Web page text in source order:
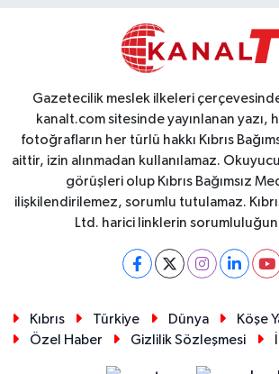
Gazetecilik meslek ilkeleri
kanalt.com sitesinde yayınlanan yazı,
fotoğrafların her türlü hakkı Kıbrıs
aittir, izin alınmadan kullanılamaz.
görüşleri olup Kıbrıs Bağımsız
ilişkilendirilemez, sorumlu tutulamaz.
Ltd. harici linklerin
Kıbrıs Türkiye Dünya
Köşe
Özel Haber
Gizlilik Sözleşmesi